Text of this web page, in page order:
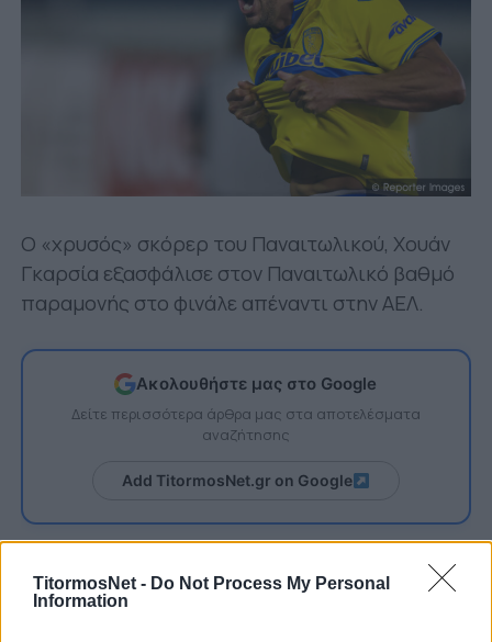
TitormosNet - Do Not Process My Personal
Information
Ο «χρυσός» σκόρερ του Παναιτωλικού, Χουάν
Γκαρσία εξασφάλισε στον Παναιτωλικό βαθμό
παραμονής στο φινάλε απέναντι στην ΑΕΛ.
Ακολουθήστε μας στο Google
Δείτε περισσότερα άρθρα μας στα αποτελέσματα
αναζήτησης
Add TitormosNet.gr on Google
«Είναι δύο σημαντικά γκολ. Ήρθα στον
Παναιτωλικό για να βρω χώρο και χρόνο, είμαι